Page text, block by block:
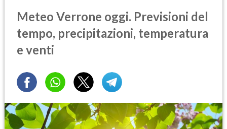
Meteo Verrone oggi. Previsioni del
tempo, precipitazioni, temperatura
e venti